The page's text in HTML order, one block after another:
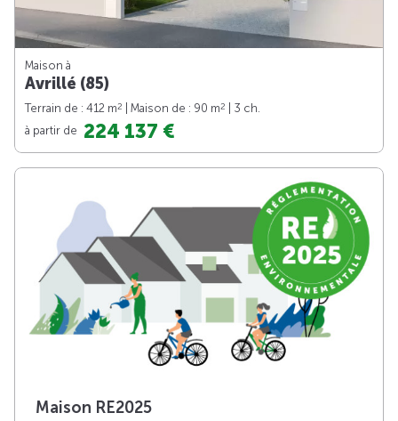
Maison à
Avrillé (85)
Terrain de : 412 m2 | Maison de : 90 m2
| 3 ch.
à partir de 224 137 €
Maison RE2025